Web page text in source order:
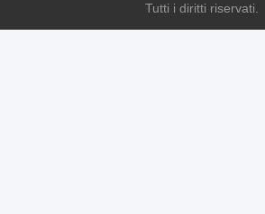
Tutti i diritti riservati.